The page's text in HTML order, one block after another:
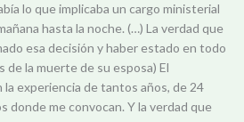
lo que implicaba un cargo ministerial
hasta la noche. (…) La verdad que
esa decisión y haber estado en todo
de la muerte de su esposa) El
la experiencia de tantos años, de 24
donde me convocan. Y la verdad que